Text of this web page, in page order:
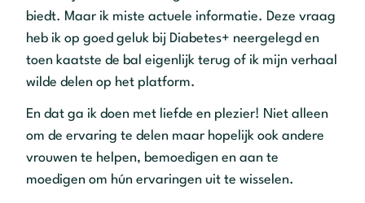
biedt. Maar ik miste actuele informatie. Deze vraag
heb ik op goed geluk bij Diabetes+ neergelegd en
toen kaatste de bal eigenlijk terug of ik mijn verhaal
wilde delen op het platform.
En dat ga ik doen met liefde en plezier! Niet alleen
om de ervaring te delen maar hopelijk ook andere
vrouwen te helpen, bemoedigen en aan te
moedigen om hún ervaringen uit te wisselen.